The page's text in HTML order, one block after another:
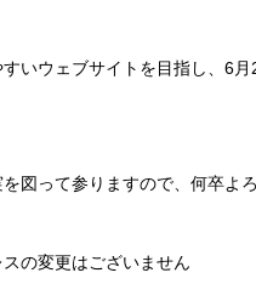
いウェブサイトを目指し、6
図って参りますので、何卒よ
の変更はございません